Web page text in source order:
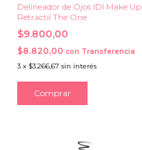
Delineador de Ojos IDI Make Up
Retractil The One
$9.800,00
$8.820,00 con Transferencia
3 x $3.266,67 sin interés
Comprar